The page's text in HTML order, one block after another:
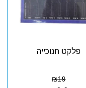
פלקט חנוכייה
₪19